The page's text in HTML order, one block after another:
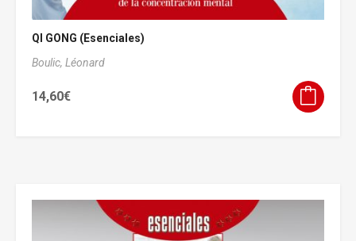
QI GONG (Esenciales)
Boulic, Léonard
14,60€